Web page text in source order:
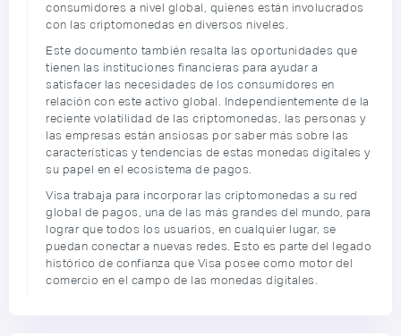
consumidores a nivel global, quienes están involucrados
con las criptomonedas en diversos niveles.
Este documento también resalta las oportunidades que
tienen las instituciones financieras para ayudar a
satisfacer las necesidades de los consumidores en
relación con este activo global. Independientemente de la
reciente volatilidad de las criptomonedas, las personas y
las empresas están ansiosas por saber más sobre las
características y tendencias de estas monedas digitales y
su papel en el ecosistema de pagos.
Visa trabaja para incorporar las criptomonedas a su red
global de pagos, una de las más grandes del mundo, para
lograr que todos los usuarios, en cualquier lugar, se
puedan conectar a nuevas redes. Esto es parte del legado
histórico de confianza que Visa posee como motor del
comercio en el campo de las monedas digitales.